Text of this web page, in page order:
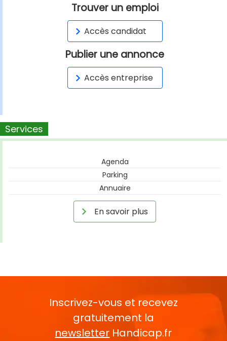
Trouver un emploi
Accès candidat
Publier une annonce
Accès entreprise
Services
Agenda
Parking
Annuaire
En savoir plus
Inscrivez-vous et recevez
gratuitement la
newsletter Handicap.fr